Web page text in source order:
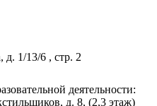
д. 1/13/6 , стр. 2
деятельности:
д. 8, (2,3 этаж)